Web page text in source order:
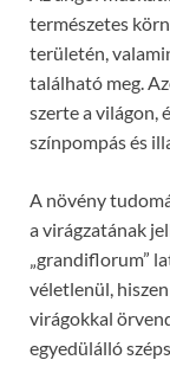
természetes
területén,
található meg.
szerte a világon,
színpompás és
A növény
a virágzatának
„grandiflorum”
véletlenül,
virágokkal
egyedülálló